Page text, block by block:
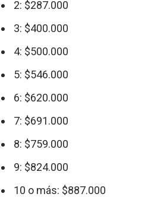
2: $287.000
3: $400.000
4: $500.000
5: $546.000
6: $620.000
7: $691.000
8: $759.000
9: $824.000
10 o más: $887.000